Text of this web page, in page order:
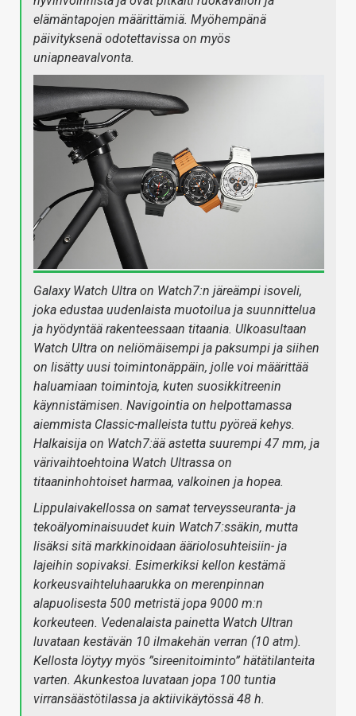
elämäntapojen määrittämiä. Myöhempänä
päivityksenä odotettavissa on myös
uniapneavalvonta.
Galaxy Watch Ultra on Watch7:n järeämpi isoveli,
joka edustaa uudenlaista muotoilua ja suunnittelua
ja hyödyntää rakenteessaan titaania. Ulkoasultaan
Watch Ultra on neliömäisempi ja paksumpi ja siihen
on lisätty uusi toimintonäppäin, jolle voi määrittää
haluamiaan toimintoja, kuten suosikkitreenin
käynnistämisen. Navigointia on helpottamassa
aiemmista Classic-malleista tuttu pyöreä kehys.
Halkaisija on Watch7:ää astetta suurempi 47 mm, ja
värivaihtoehtoina Watch Ultrassa on
titaaninhohtoiset harmaa, valkoinen ja hopea.
Lippulaivakellossa on samat terveysseuranta- ja
tekoälyominaisuudet kuin Watch7:ssäkin, mutta
lisäksi sitä markkinoidaan ääriolosuhteisiin- ja
lajeihin sopivaksi. Esimerkiksi kellon kestämä
korkeusvaihteluhaarukka on merenpinnan
alapuolisesta 500 metristä jopa 9000 m:n
korkeuteen. Vedenalaista painetta Watch Ultran
luvataan kestävän 10 ilmakehän verran (10 atm).
Kellosta löytyy myös ”sireenitoiminto” hätätilanteita
varten. Akunkestoa luvataan jopa 100 tuntia
virransäästötilassa ja aktiivikäytössä 48 h.